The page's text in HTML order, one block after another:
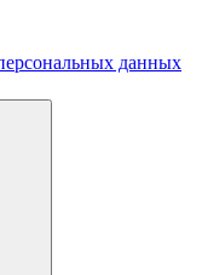
данных